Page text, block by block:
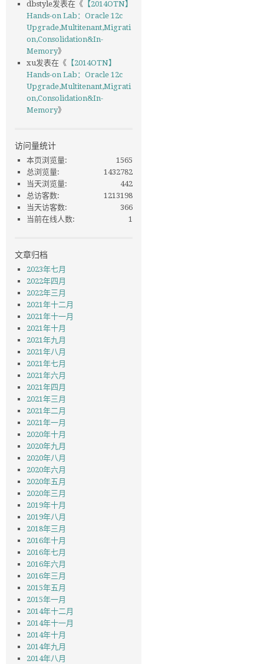
dbstyle发表在《 【2014OTN】
Hands-on Lab：Oracle 12c
Upgrade,Multitenant,Migrati
on,Consolidation&In-
Memory》
xu发表在《 【2014OTN】
Hands-on Lab：Oracle 12c
Upgrade,Multitenant,Migrati
on,Consolidation&In-
Memory》
访问量统计
1565
本页浏览量:
1432782
总浏览量:
442
当天浏览量:
1213198
总访客数:
366
当天访客数:
1
当前在线人数:
文章归档
2023年七月
2022年四月
2022年三月
2021年十二月
2021年十一月
2021年十月
2021年九月
2021年八月
2021年七月
2021年六月
2021年四月
2021年三月
2021年二月
2021年一月
2020年十月
2020年九月
2020年八月
2020年六月
2020年五月
2020年三月
2019年十月
2019年八月
2018年三月
2016年十月
2016年七月
2016年六月
2016年三月
2015年五月
2015年一月
2014年十二月
2014年十一月
2014年十月
2014年九月
2014年八月